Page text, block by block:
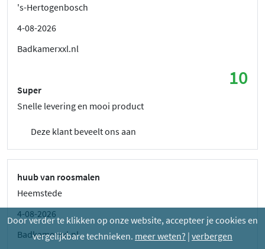
Door verder te klikken op onze website, accepteer je cookies en
vergelijkbare technieken. meer weten? | verbergen
's-Hertogenbosch
4-08-2026
Badkamerxxl.nl
10
Super
Snelle levering en mooi product
Deze klant beveelt ons aan
huub van roosmalen
Heemstede
4-08-2026
Badkamerxxl.nl